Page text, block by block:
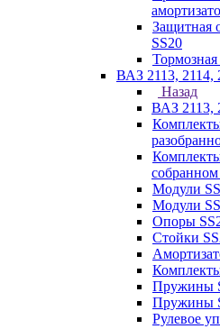
Защитная
SS20
Тормозная
ВАЗ 2113, 2114,
Назад
ВАЗ 2113,
Модули
Модули
Опоры
Стойки
Пружины
Пружины
Рулевое